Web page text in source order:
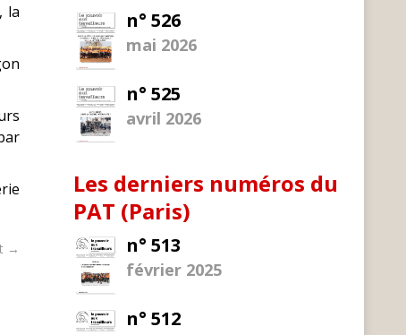
la
→
n° 526
mai 2026
n° 525
avril 2026
Les derniers numéros du
PAT (Paris)
n° 513
février 2025
n° 512